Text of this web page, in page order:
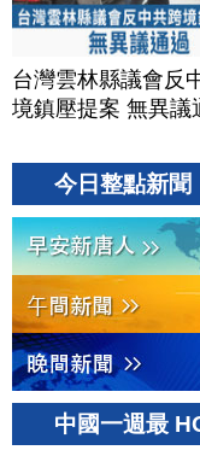
台灣雲林縣議會反
境鎮壓提案 無異議
今日整點新聞
中國一週最